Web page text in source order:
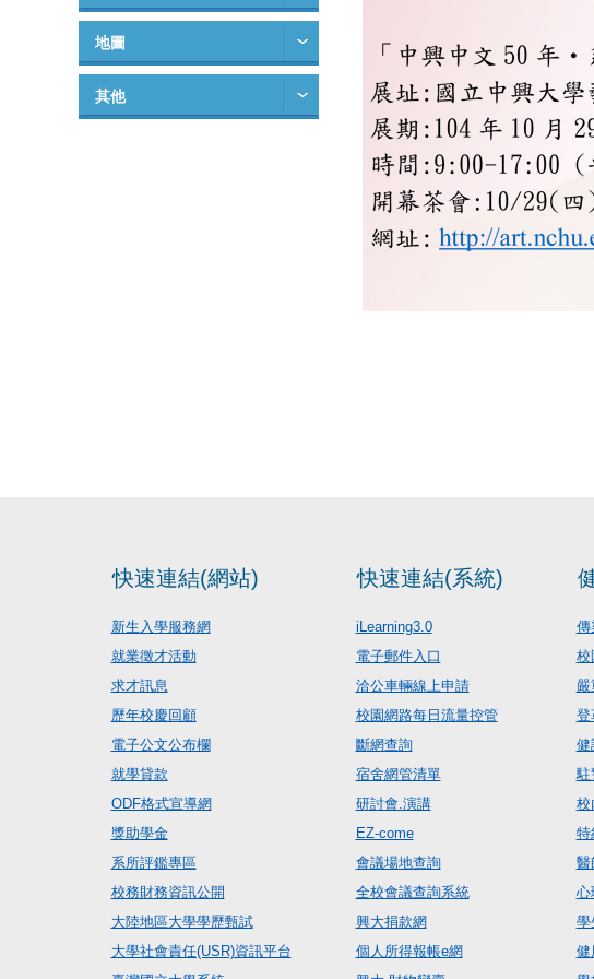
地圖
其他
快速連結(網站)
新生入學服務網
就業徵才活動
求才訊息
歷年校慶回顧
電子公文公布欄
就學貸款
ODF格式宣導網
獎助學金
系所評鑑專區
校務財務資訊公開
大陸地區大學學歷甄試
大學社會責任(USR)資訊平台
快速連結(系統)
iLearning3.0
電子郵件入口
洽公車輛線上申請
校園網路每日流量控管
斷網查詢
宿舍網管清單
研討會.演講
EZ-come
會議場地查詢
全校會議查詢系統
興大捐款網
個人所得報帳e網
傳
校
登
健
駐
校
特
醫
心
學
健